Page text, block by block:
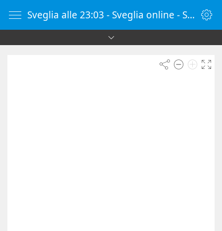
Sveglia alle 23:03 - Sveglia online - SvegliaOnline.it